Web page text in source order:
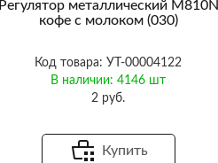
Регулятор металлический M810N
кофе с молоком (030)
Код товара: УТ-00004122
В наличии: 4146 шт
2 руб.
Купить